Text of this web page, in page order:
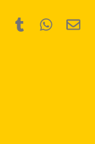
Pinterest
Tumblr